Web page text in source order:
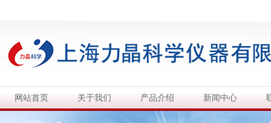
网站首页 关于我们 产品介绍 新闻中心